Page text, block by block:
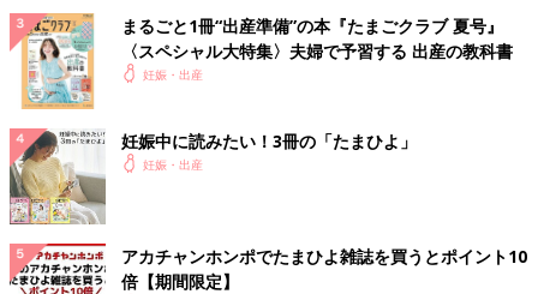
にも気を配りました。また、便秘解消のために、寒天入りヨーグ
ルトをよく食べていたのを覚えています。
出産前日の体重51.8kgで元気な赤ちゃんを出産
退院後、出産予定日までは2ヶ月。
も月に1回から、週1回になり、体重計に乗る回数も増えました。
でも、強い意志を持って、規則正しい食事や生活習慣を続けてい
たので、心配はありませんでした。自信を持って体重計と向き合
えました。
まるごと1冊“出産準備”の本『たまごクラブ 夏号』
〈スペシャル大特集〉夫婦で予習する 出産の教科書
妊娠・出産
妊娠中に読みたい！3冊の「たまひよ」
妊娠・出産
アカチャンホンポでたまひよ雑誌を買うとポイント10
倍【期間限定】